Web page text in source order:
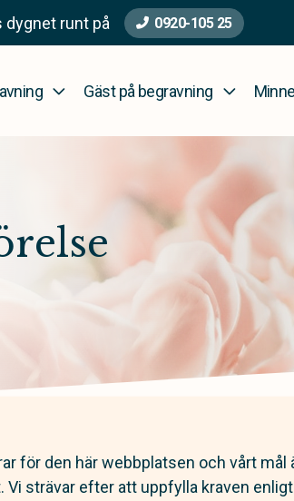
dygnet runt på 0920-105 25
Gäst på begravning
för den här webbplatsen och vårt
strävar efter att uppfylla kraven